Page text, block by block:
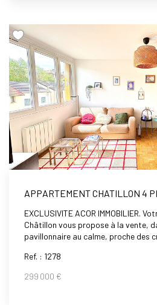
appartement ensoleillé, lumineux et
vous attend! Possibilité d'acheter
APPARTEMENT CHATILLON 4
EXCLUSIVITE ACOR IMMOBILIER.
Châtillon vous propose à la vente,
pavillonnaire au calme, proche des
Clamart (futur ligne 15) , du tramway
194), dans une petite copropriété
verts, un appartement de 3/4 pièces
exposition (Est /Ouest),
Ref. : 1278
299 000 €